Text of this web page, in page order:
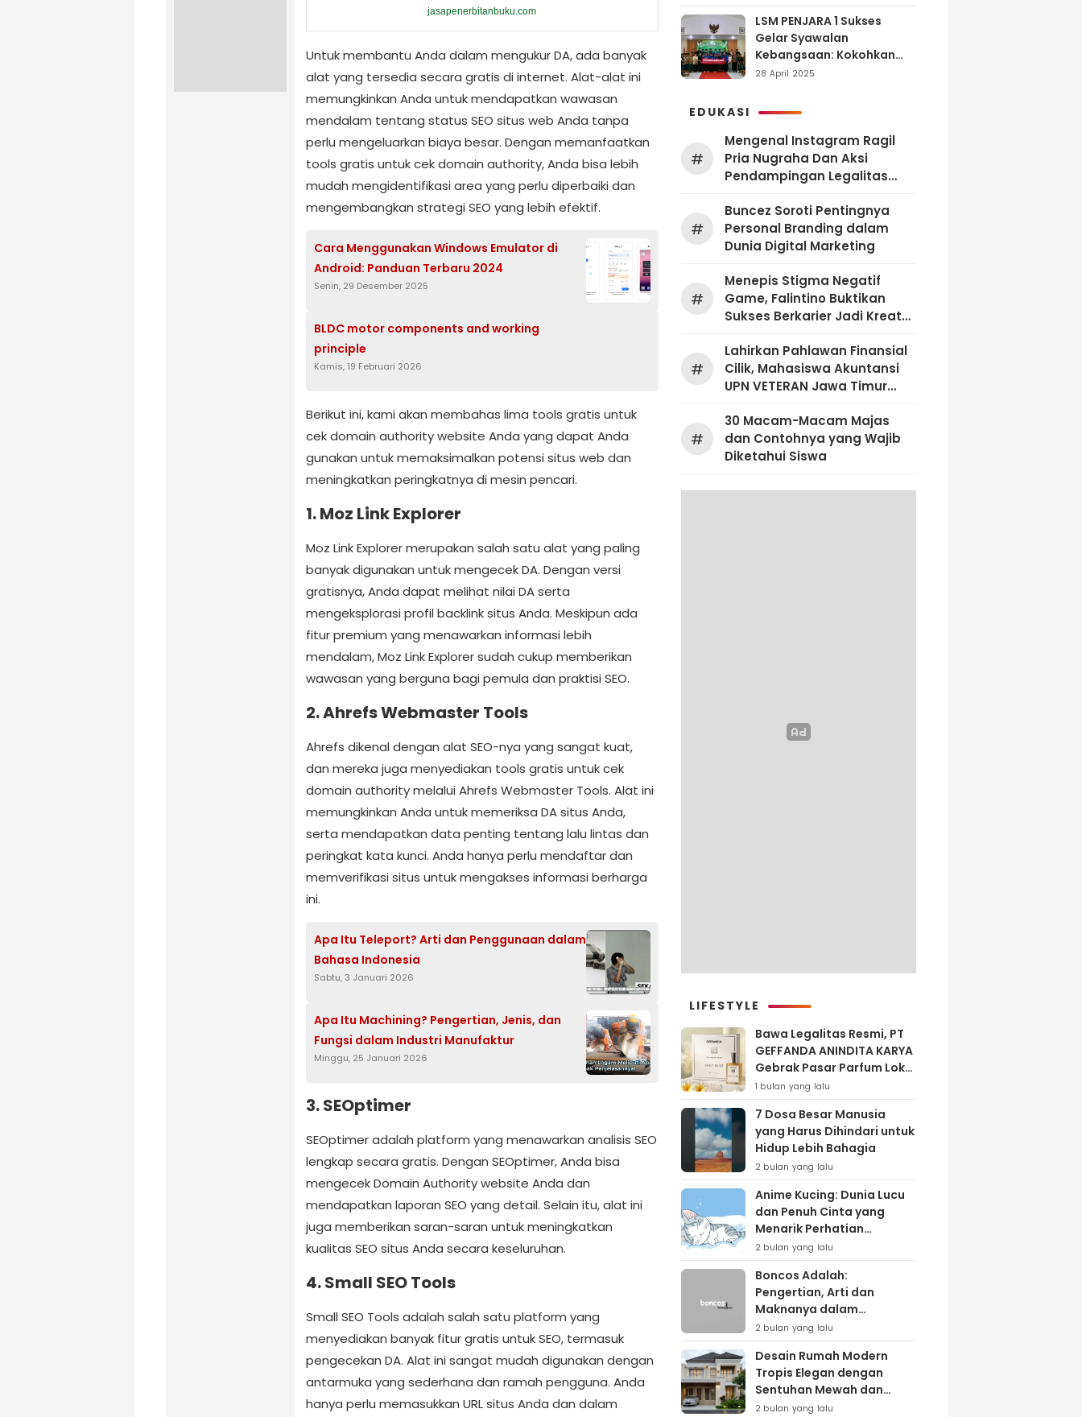
jasapenerbitanbuku.com
Untuk membantu Anda dalam mengukur DA, ada banyak
alat yang tersedia secara gratis di internet. Alat-alat ini
memungkinkan Anda untuk mendapatkan wawasan
mendalam tentang status SEO situs web Anda tanpa
perlu mengeluarkan biaya besar. Dengan memanfaatkan
tools gratis untuk cek domain authority, Anda bisa lebih
mudah mengidentifikasi area yang perlu diperbaiki dan
mengembangkan strategi SEO yang lebih efektif.
Cara Menggunakan Windows Emulator di
Android: Panduan Terbaru 2024
Senin, 29 Desember 2025
BLDC motor components and working
principle
Kamis, 19 Februari 2026
Berikut ini, kami akan membahas lima tools gratis untuk
cek domain authority website Anda yang dapat Anda
gunakan untuk memaksimalkan potensi situs web dan
meningkatkan peringkatnya di mesin pencari.
1.Moz Link Explorer
Moz Link Explorer merupakan salah satu alat yang paling
banyak digunakan untuk mengecek DA. Dengan versi
gratisnya, Anda dapat melihat nilai DA serta
mengeksplorasi profil backlink situs Anda. Meskipun ada
fitur premium yang menawarkan informasi lebih
mendalam, Moz Link Explorer sudah cukup memberikan
wawasan yang berguna bagi pemula dan praktisi SEO.
2.Ahrefs Webmaster Tools
Ahrefs dikenal dengan alat SEO-nya yang sangat kuat,
dan mereka juga menyediakan tools gratis untuk cek
domain authority melalui Ahrefs Webmaster Tools. Alat ini
memungkinkan Anda untuk memeriksa DA situs Anda,
serta mendapatkan data penting tentang lalu lintas dan
peringkat kata kunci. Anda hanya perlu mendaftar dan
memverifikasi situs untuk mengakses informasi berharga
ini.
Apa Itu Teleport? Arti dan Penggunaan dalam
Bahasa Indonesia
Sabtu, 3 Januari 2026
Apa Itu Machining? Pengertian, Jenis, dan
Fungsi dalam Industri Manufaktur
Minggu, 25 Januari 2026
3.SEOptimer
SEOptimer adalah platform yang menawarkan analisis SEO
lengkap secara gratis. Dengan SEOptimer, Anda bisa
mengecek Domain Authority website Anda dan
mendapatkan laporan SEO yang detail. Selain itu, alat ini
juga memberikan saran-saran untuk meningkatkan
kualitas SEO situs Anda secara keseluruhan.
4.Small SEO Tools
Small SEO Tools adalah salah satu platform yang
menyediakan banyak fitur gratis untuk SEO, termasuk
pengecekan DA. Alat ini sangat mudah digunakan dengan
antarmuka yang sederhana dan ramah pengguna. Anda
hanya perlu memasukkan URL situs Anda dan dalam
LSM PENJARA 1 Sukses
Gelar Syawalan
Kebangsaan: Kokohkan
Tekad Melawan Korupsi
28 April 2025
EDUKASI
#
Mengenal Instagram Ragil
Pria Nugraha Dan Aksi
Pendampingan Legalitas
#
‎Buncez Soroti Pentingnya
Personal Branding dalam
Dunia Digital Marketing
#
Menepis Stigma Negatif
Game, Falintino Buktikan
Sukses Berkarier Jadi Kreator
#
Lahirkan Pahlawan Finansial
Cilik, Mahasiswa Akuntansi
UPN VETERAN Jawa Timur
Dengan Literasi Keuangan
Sejak Dini
#
30 Macam-Macam Majas
dan Contohnya yang Wajib
Diketahui Siswa
LIFESTYLE
Bawa Legalitas Resmi, PT
GEFFANDA ANINDITA KARYA
Gebrak Pasar Parfum Lokal
Lewat Varian ‘Daily Bliss’
1 bulan yang lalu
7 Dosa Besar Manusia
yang Harus Dihindari untuk
Hidup Lebih Bahagia
2 bulan yang lalu
Anime Kucing: Dunia Lucu
dan Penuh Cinta yang
Menarik Perhatian
Penggemar
2 bulan yang lalu
Boncos Adalah:
Pengertian, Arti dan
Maknanya dalam
Kehidupan Sehari-hari
2 bulan yang lalu
Desain Rumah Modern
Tropis Elegan dengan
Sentuhan Mewah dan
Natural
2 bulan yang lalu